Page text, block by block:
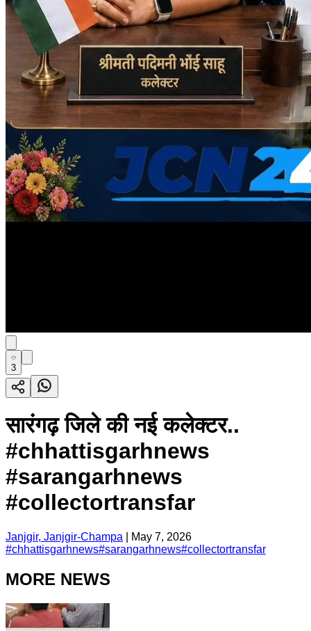
3
सारंगढ़ जिले की नई कलेक्टर..
#chhattisgarhnews
#sarangarhnews
#collectortransfar
Janjgir, Janjgir-Champa
May 7, 2026
#chhattisgarhnews#sarangarhnews#collectortransfar
MORE NEWS